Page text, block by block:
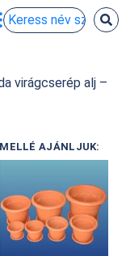
virágcserép alj –
MELLÉ AJÁNLJUK: